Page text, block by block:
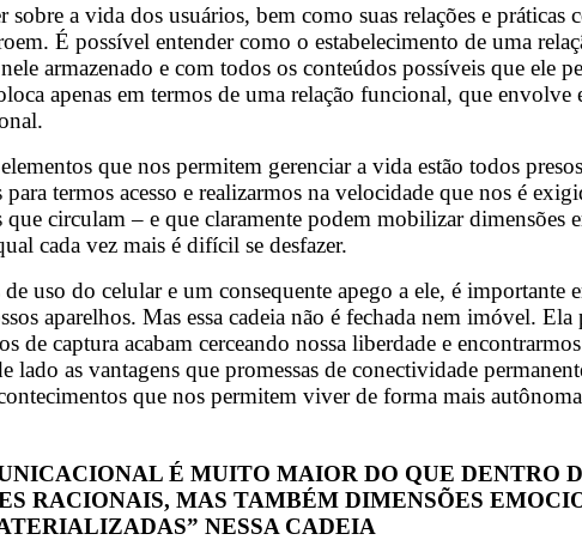
a vida dos usuários, bem como suas relações e
É possível entender como o estabelecimento de uma
armazenado e com todos os conteúdos possíveis que ele
apenas em termos de uma relação funcional, que
que nos permitem gerenciar a vida estão todos
termos acesso e realizarmos na velocidade que nos é
circulam – e que claramente podem mobilizar dimensões
cada vez mais é difícil se desfazer.
uso do celular e um consequente apego a ele, é
aparelhos. Mas essa cadeia não é fechada nem imóvel.
captura acabam cerceando nossa liberdade e
as vantagens que promessas de conectividade
que nos permitem viver de forma mais
É MUITO MAIOR DO QUE DENTRO
RACIONAIS, MAS TAMBÉM DIMENSÕES
NESSA CADEIA